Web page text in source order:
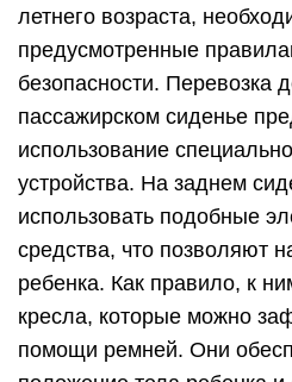
летнего возраста,
предусмотренные
безопасности. Перевозка
пассажирском сиденье
использование
устройства. На заднем
использовать подобные
средства, что позволяют
ребенка. Как правило, к
кресла, которые можно
помощи ремней. Они